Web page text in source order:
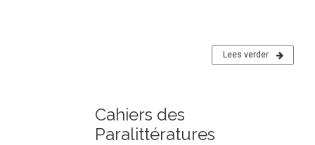
Lees verder
Cahiers des
Paralittératures